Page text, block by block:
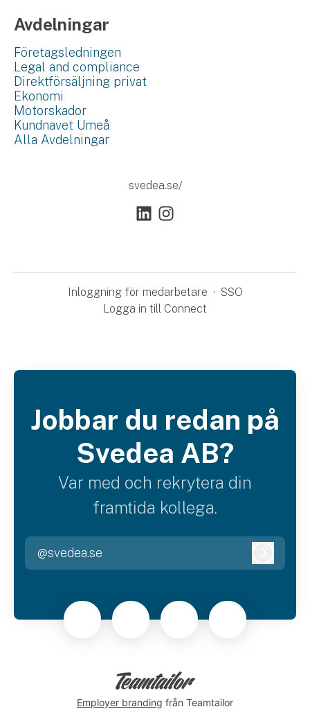
Avdelningar
Företagsledningen
Legal and compliance
Direktförsäljning privat
Ekonomi
Motorskador
Kundnavet Umeå
Alla Avdelningar
svedea.se/
Inloggning för medarbetare · SSO
Logga in till Connect
Jobbar du redan på
Svedea AB?
Var med och rekrytera din
framtida kollega.
@svedea.se
Employer branding från Teamtailor